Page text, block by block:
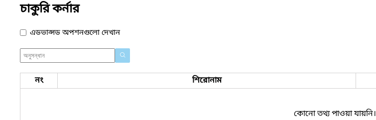
চাকুরি কর্নার
এডভান্সড অপশনগুলো দেখান
নং শিরোনাম
কোনো তথ্য পাওয়া যায়নি।